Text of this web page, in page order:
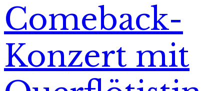
Comeback-
Konzert mit